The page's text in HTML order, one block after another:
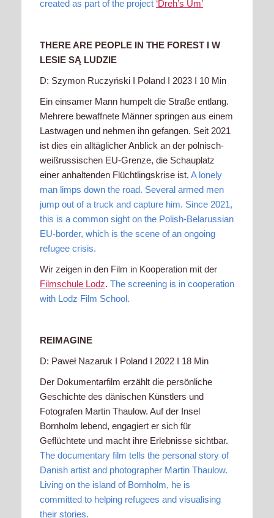
created as part of the project ‘Dreh’s Um’
THERE ARE PEOPLE IN THE FOREST I W
LESIE SĄ LUDZIE
D: Szymon Ruczyński I Poland I 2023 I 10 Min
Ein einsamer Mann humpelt die Straße entlang.
Mehrere bewaffnete Männer springen aus einem
Lastwagen und nehmen ihn gefangen. Seit 2021
ist dies ein alltäglicher Anblick an der polnisch-
weißrussischen EU-Grenze, die Schauplatz
einer anhaltenden Flüchtlingskrise ist. A lonely
man limps down the road. Several armed men
jump out of a truck and capture him. Since 2021,
this is a common sight on the Polish-Belarussian
EU-border, which is the scene of an ongoing
refugee crisis.
Wir zeigen in den Film in Kooperation mit der
Filmschule Lodz. The screening is in cooperation
with Lodz Film School.
REIMAGINE
D: Paweł Nazaruk I Poland I 2022 I 18 Min
Der Dokumentarfilm erzählt die persönliche
Geschichte des dänischen Künstlers und
Fotografen Martin Thaulow. Auf der Insel
Bornholm lebend, engagiert er sich für
Geflüchtete und macht ihre Erlebnisse sichtbar.
The documentary film tells the personal story of
Danish artist and photographer Martin Thaulow.
Living on the island of Bornholm, he is
committed to helping refugees and visualising
their stories.